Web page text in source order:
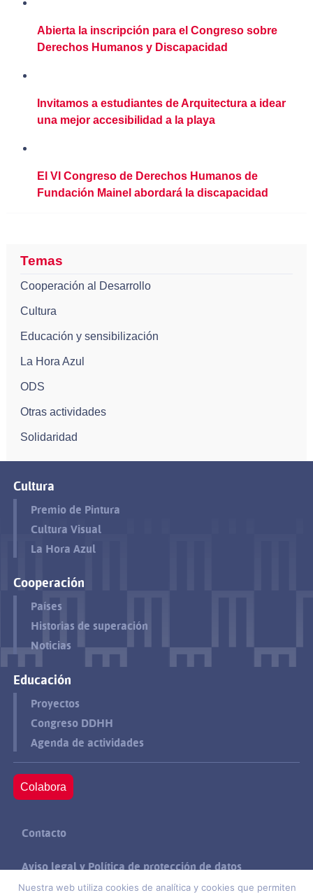
Abierta la inscripción para el Congreso sobre
Derechos Humanos y Discapacidad
Invitamos a estudiantes de Arquitectura a idear
una mejor accesibilidad a la playa
El VI Congreso de Derechos Humanos de
Fundación Mainel abordará la discapacidad
Temas
Cooperación al Desarrollo
Cultura
Educación y sensibilización
La Hora Azul
ODS
Otras actividades
Solidaridad
Cultura
Premio de Pintura
Cultura Visual
La Hora Azul
Cooperación
Países
Historias de superación
Noticias
Educación
Proyectos
Congreso DDHH
Agenda de actividades
Colabora
Contacto
Aviso legal y Política de protección de datos
Nuestra web utiliza cookies de analítica y cookies que permiten